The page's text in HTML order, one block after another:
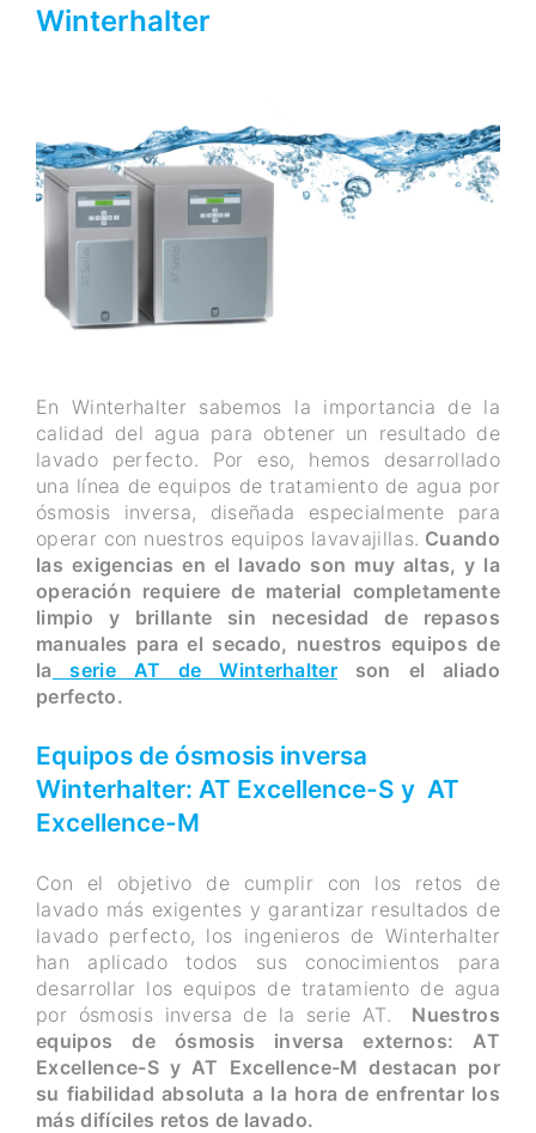
Winterhalter
En Winterhalter sabemos la importancia de la
calidad del agua para obtener un resultado de
lavado perfecto. Por eso, hemos desarrollado
una línea de equipos de tratamiento de agua por
ósmosis inversa, diseñada especialmente para
operar con nuestros equipos lavavajillas. Cuando
las exigencias en el lavado son muy altas, y la
operación requiere de material completamente
limpio y brillante sin necesidad de repasos
manuales para el secado, nuestros equipos de
la serie AT de Winterhalterson el aliado
perfecto.
Equipos de ósmosis inversa
Winterhalter: AT Excellence-S y AT
Excellence-M
Con el objetivo de cumplir con los retos de
lavado más exigentes y garantizar resultados de
lavado perfecto, los ingenieros de Winterhalter
han aplicado todos sus conocimientos para
desarrollar los equipos de tratamiento de agua
por ósmosis inversa de la serie AT. Nuestros
equipos de ósmosis inversa externos: AT
Excellence-S y AT Excellence-M destacan por
su fiabilidad absoluta a la hora de enfrentar los
más difíciles retos de lavado.